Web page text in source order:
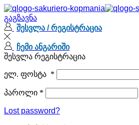
გაგზავნა
შესვლა / რეგისტრაცია
ჩემი ანგარიში
შესვლა რეგისტრაცია
ელ. ფოსტა *
პაროლი *
Lost password?